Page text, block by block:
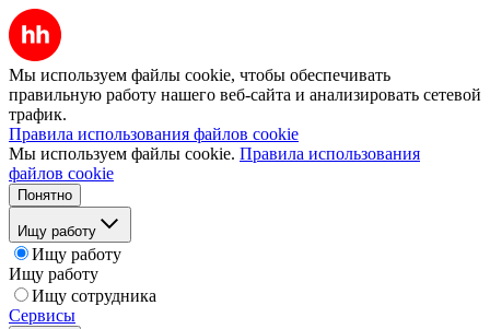
Мы используем файлы cookie, чтобы обеспечивать
правильную работу нашего веб-сайта и анализировать сетевой
трафик.
Правила использования файлов cookie
Мы используем файлы cookie. Правила использования
файлов cookie
Понятно
Ищу работу
Ищу работу
Ищу работу
Ищу сотрудника
Сервисы